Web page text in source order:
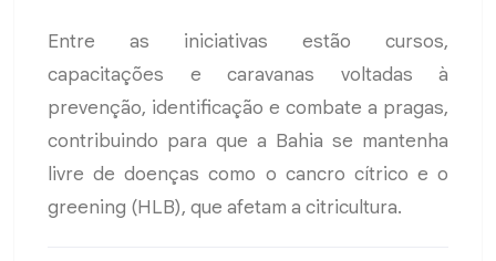
Entre as iniciativas estão cursos,
capacitações e caravanas voltadas à
prevenção, identificação e combate a pragas,
contribuindo para que a Bahia se mantenha
livre de doenças como o cancro cítrico e o
greening (HLB), que afetam a citricultura.